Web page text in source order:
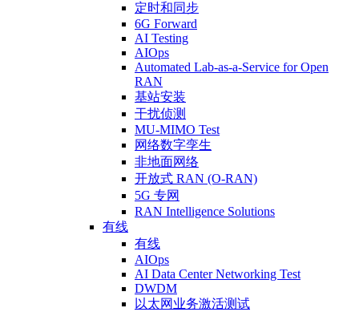
定时和同步
6G Forward
AI Testing
AIOps
Automated Lab-as-a-Service for Open
RAN
基站安装
干扰侦测
MU-MIMO Test
网络数字孪生
非地面网络
开放式 RAN (O-RAN)
5G 专网
RAN Intelligence Solutions
有线
有线
AIOps
AI Data Center Networking Test
DWDM
以太网业务激活测试